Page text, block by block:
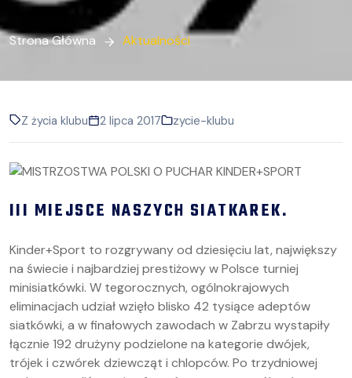
Strona Główna Aktualności
Z życia klubu 2 lipca 2017 zycie-klubu
III MIEJSCE NASZYCH SIATKAREK.
Kinder+Sport to rozgrywany od dziesięciu lat, największy
na świecie i najbardziej prestiżowy w Polsce turniej
minisiatkówki. W tegorocznych, ogólnokrajowych
eliminacjach udział wzięło blisko 42 tysiące adeptów
siatkówki, a w finałowych zawodach w Zabrzu wystapiły
łącznie 192 drużyny podzielone na kategorie dwójek,
trójek i czwórek dziewcząt i chlopców. Po trzydniowej